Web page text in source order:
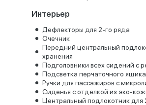
Интерьер
Дефлекторы для 2-го ряда
Очечник
Передний центральный
хранения
Подголовники всех сидений с
Подсветка перчаточного ящика
Ручки для пассажиров с
Сиденья с отделкой из эко-
Центральный подлокотник для